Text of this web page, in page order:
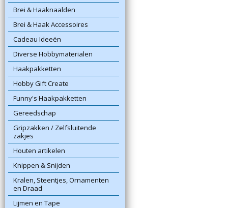
Brei & Haaknaalden
Brei & Haak Accessoires
Cadeau Ideeën
Diverse Hobbymaterialen
Haakpakketten
Hobby Gift Create
Funny's Haakpakketten
Gereedschap
Gripzakken / Zelfsluitende
zakjes
Houten artikelen
Knippen & Snijden
Kralen, Steentjes, Ornamenten
en Draad
Lijmen en Tape